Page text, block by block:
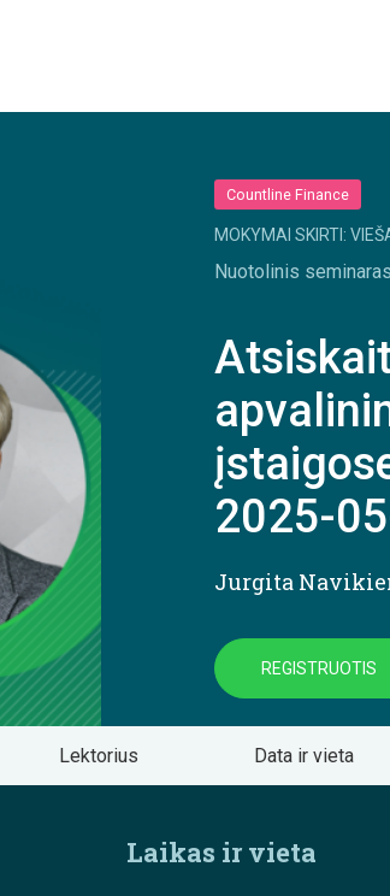
Countline Finance
MOKYMAI SKIRTI:
Nuotolinis
2025-
Jurgita
REGISTRUOTIS
Lektorius Data ir vieta
Laikas ir vieta